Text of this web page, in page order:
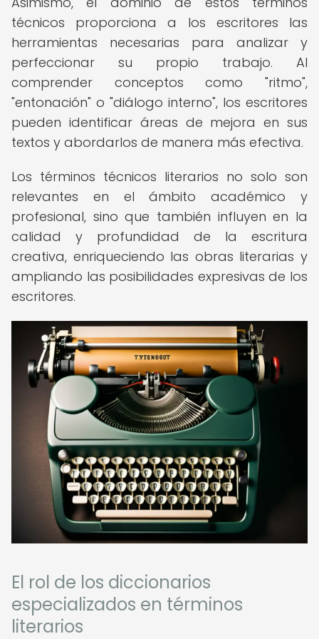
técnicos proporciona a los escritores las
herramientas necesarias para analizar y
perfeccionar su propio trabajo. Al
comprender conceptos como "ritmo",
"entonación" o "diálogo interno", los escritores
pueden identificar áreas de mejora en sus
textos y abordarlos de manera más efectiva.
Los términos técnicos literarios no solo son
relevantes en el ámbito académico y
profesional, sino que también influyen en la
calidad y profundidad de la escritura
creativa, enriqueciendo las obras literarias y
ampliando las posibilidades expresivas de los
escritores.
El rol de los diccionarios
especializados en términos
literarios